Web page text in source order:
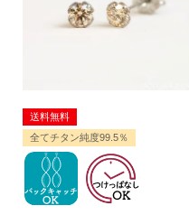
お買い物について
送料無料
全てチタン純度99.5％